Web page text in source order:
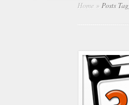
Home » Posts